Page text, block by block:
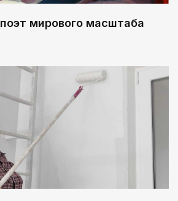
мирового масштаба